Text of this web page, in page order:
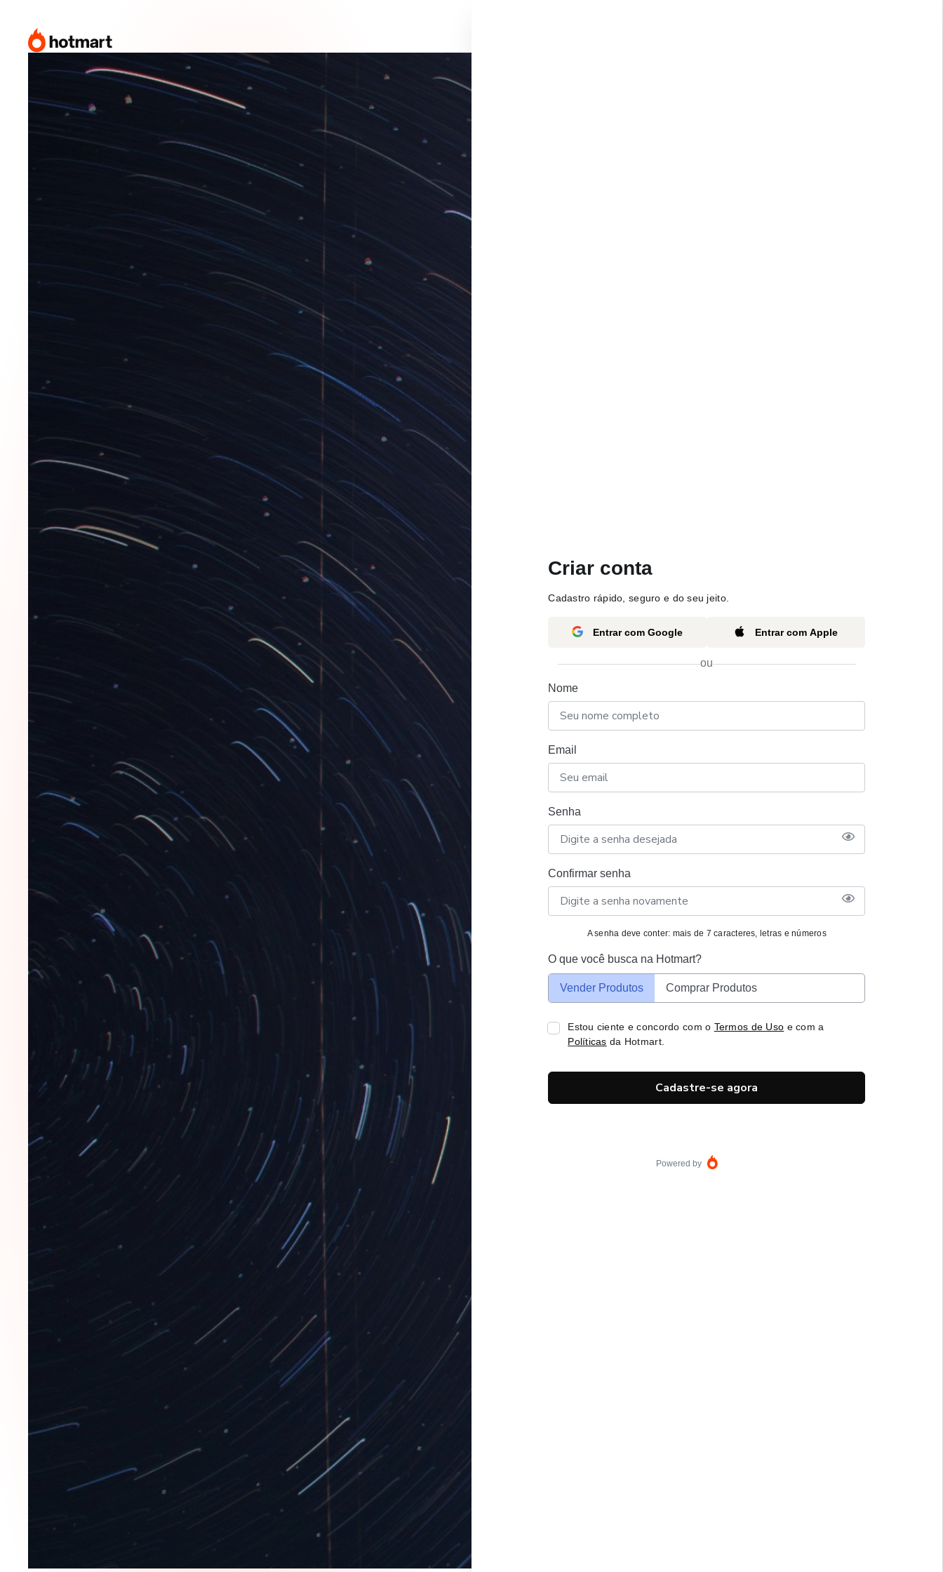
Criar conta
Cadastro rápido, seguro e do seu jeito.
Entrar com Google Entrar com Apple
ou
Nome
Email
Senha
Confirmar senha
A senha deve conter: mais de 7 caracteres, letras e números
O que você busca na Hotmart?
Vender Produtos Comprar Produtos
Estou ciente e concordo com o Termos de Uso e com a
Políticas da Hotmart.
Cadastre-se agora
Powered by